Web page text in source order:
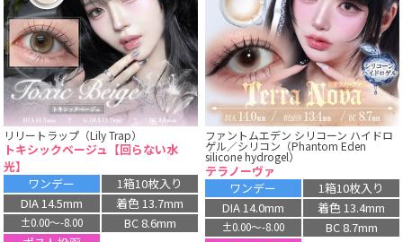
リリートラップ（Lily Trap）
トキシックベージュ【回らない水
光】
ワンデー
1箱10枚入り
DIA 14.5mm
着色 13.7mm
±0.00〜-8.00
BC 8.6mm
ファントムエデン シリコーン ハイドロ
ゲル／シリコン（Phantom Eden
silicone hydrogel）
テラノーヴァ
ワンデー
1箱10枚入り
DIA 14.0mm
着色 13.4mm
±0.00〜-8.00
BC 8.7mm